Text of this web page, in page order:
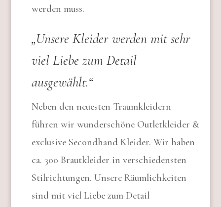
werden muss.
„Unsere Kleider werden mit sehr
viel Liebe zum Detail
ausgewählt.“
Neben den neuesten Traumkleidern
führen wir wunderschöne Outletkleider &
exclusive Secondhand Kleider. Wir haben
ca. 300 Brautkleider in verschiedensten
Stilrichtungen. Unsere Räumlichkeiten
sind mit viel Liebe zum Detail